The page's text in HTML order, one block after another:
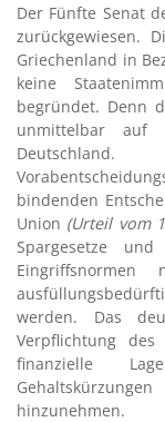
Der Fünfte Senat
zurückgewiesen.
Griechenland in
keine
begründet. Denn
unmittelbar auf
bindenden
Union (Urteil vom
Spargesetze
werden. Das
Verpflichtung
finanzielle
hinzunehmen.